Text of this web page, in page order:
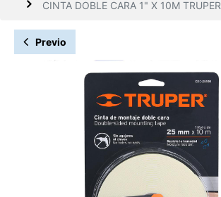
CINTA DOBLE CARA 1" X 10M TRUPER
Previo